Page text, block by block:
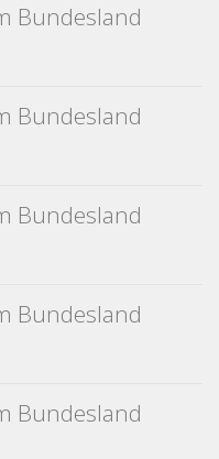
Bundesland
Bundesland
Bundesland
Bundesland
Bundesland